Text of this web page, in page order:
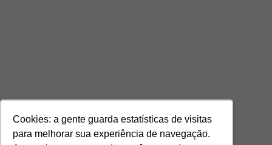
Cookies: a gente guarda estatísticas de visitas
para melhorar sua experiência de navegação.